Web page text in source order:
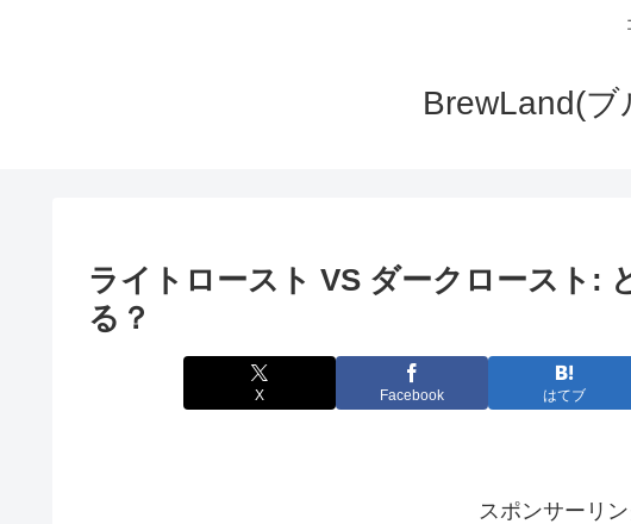
BrewLand(
ライトロースト VS ダークロースト:
る？
X Facebook はてブ
スポンサーリン